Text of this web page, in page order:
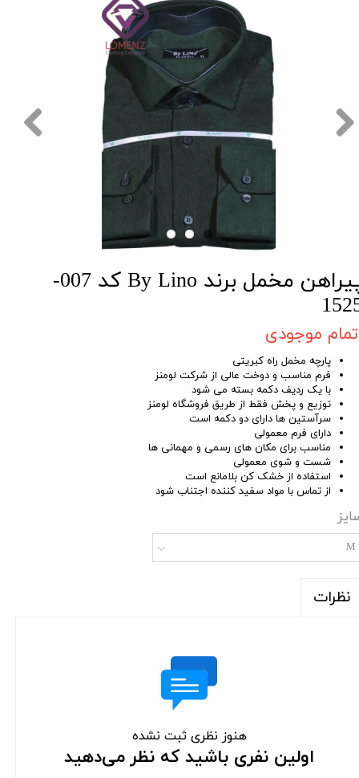
پیراهن مخمل برند By Lino کد 007-
موجودی
پارچه مخمل راه کبریتی
فرم مناسب و دوخت عالی از شرکت لومنز
با یک ردیف دکمه بسته می شود
توزیع و پخش فقط از طریق فروشگاه لومنز
سرآستین ها دارای دو دکمه است
دارای فرم معمولی
مناسب برای مکان های رسمی و مهمانی ها
شست و شوی معمولی
استفاده از خشک کن بلامانع است
از تماس با مواد سفید کننده اجتناب شود
M
نظرات
هنوز نظری ثبت نشده
اولین نفری باشید که نظر می‌دهید